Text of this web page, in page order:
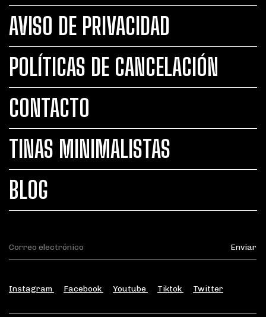
AVISO DE PRIVACIDAD
POLÍTICAS DE CANCELACIÓN
CONTACTO
TINAS MINIMALISTAS
BLOG
Instagram Facebook Youtube Tiktok Twitter